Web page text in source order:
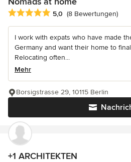
Durchschnittliche Bewertung: 5
5,0 (8 Bewertungen)
I work with expats who have made
Germany and want their home to
Relocating often...
Mehr
Borsigstrasse 29, 10115 Berlin
+1 ARCHITEKTEN